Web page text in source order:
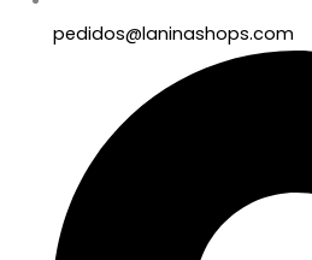
pedidos@laninashops.com